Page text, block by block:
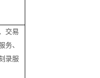
交易
务、
录服